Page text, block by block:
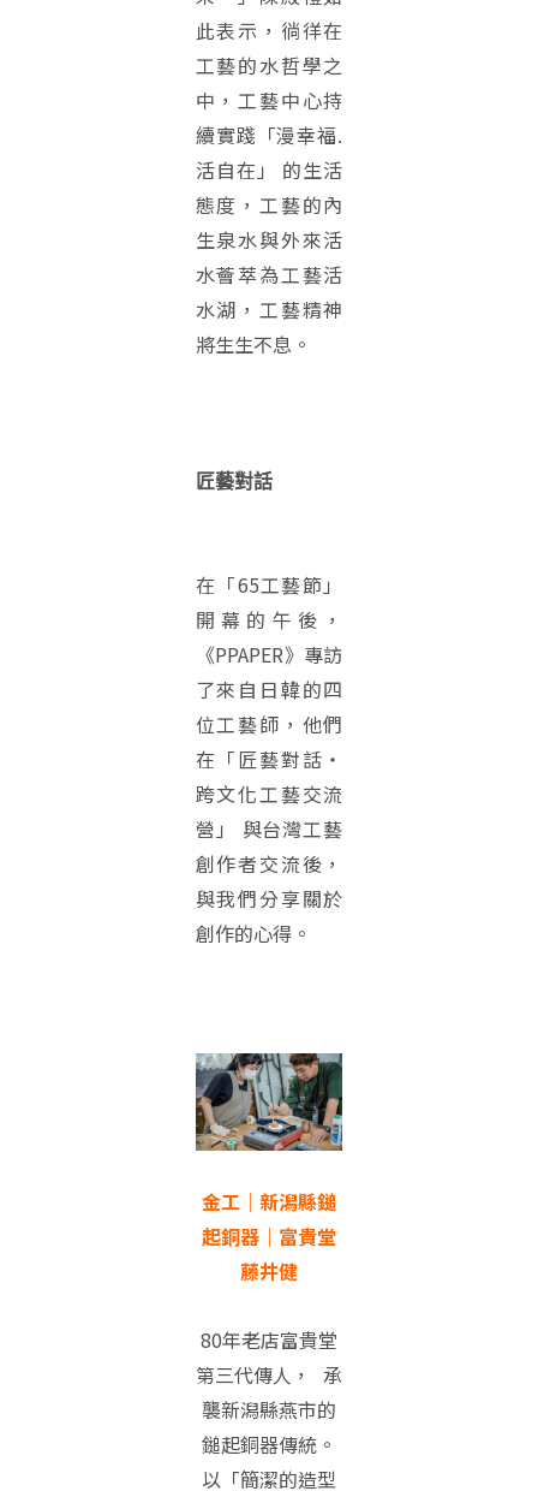
此表示，徜徉在
工藝的水哲學之
中，工藝中心持
續實踐「漫幸福.
活自在」 的生活
態度，工藝的內
生泉水與外來活
水薈萃為工藝活
水湖，工藝精神
將生生不息。
匠藝對話
在「65工藝節」
開幕的午後，
《PPAPER》專訪
了來自日韓的四
位工藝師，他們
在「匠藝對話・
跨文化工藝交流
營」 與台灣工藝
創作者交流後，
與我們分享關於
創作的心得。
金工｜新潟縣鎚
起銅器｜富貴堂
藤井健
80年老店富貴堂
第三代傳人， 承
襲新潟縣燕市的
鎚起銅器傳統。
以「簡潔的造型